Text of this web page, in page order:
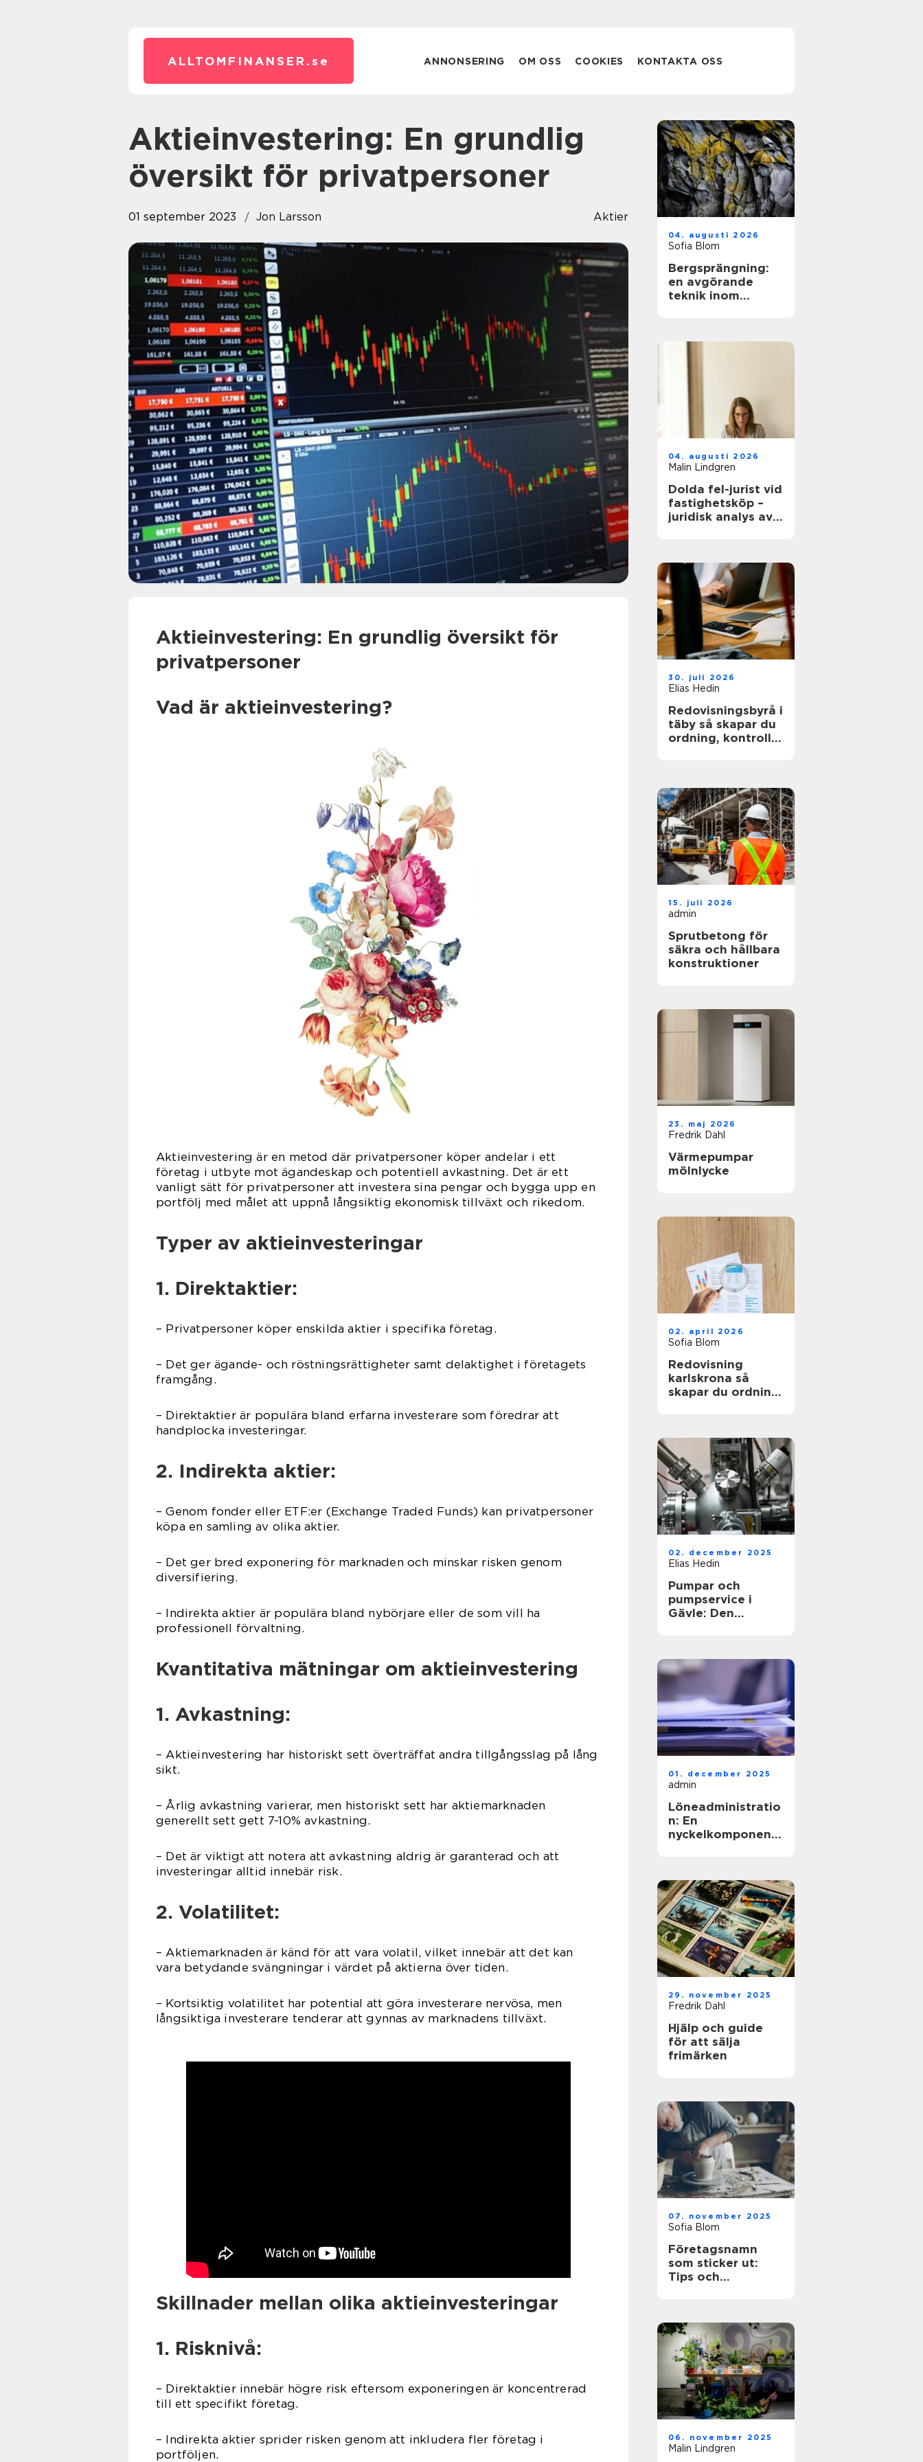
ALLTOMFINANSER. se ANNONSERING OM OSS COOKIES KONTAKTA OSS
Aktieinvestering: En grundlig
översikt för privatpersoner
01 september 2023 Jon Larsson Aktier
Aktieinvestering: En grundlig översikt för
privatpersoner
Vad är aktieinvestering?
Aktieinvestering är en metod där privatpersoner köper andelar i ett
företag i utbyte mot ägandeskap och potentiell avkastning. Det är ett
vanligt sätt för privatpersoner att investera sina pengar och bygga upp en
portfölj med målet att uppnå långsiktig ekonomisk tillväxt och rikedom.
Typer av aktieinvesteringar
1. Direktaktier:
– Privatpersoner köper enskilda aktier i specifika företag.
– Det ger ägande- och röstningsrättigheter samt delaktighet i företagets
framgång.
– Direktaktier är populära bland erfarna investerare som föredrar att
handplocka investeringar.
2. Indirekta aktier:
– Genom fonder eller ETF:er (Exchange Traded Funds) kan privatpersoner
köpa en samling av olika aktier.
– Det ger bred exponering för marknaden och minskar risken genom
diversifiering.
– Indirekta aktier är populära bland nybörjare eller de som vill ha
professionell förvaltning.
Kvantitativa mätningar om aktieinvestering
1. Avkastning:
– Aktieinvestering har historiskt sett överträffat andra tillgångsslag på lång
sikt.
– Årlig avkastning varierar, men historiskt sett har aktiemarknaden
generellt sett gett 7-10% avkastning.
– Det är viktigt att notera att avkastning aldrig är garanterad och att
investeringar alltid innebär risk.
2. Volatilitet:
– Aktiemarknaden är känd för att vara volatil, vilket innebär att det kan
vara betydande svängningar i värdet på aktierna över tiden.
– Kortsiktig volatilitet har potential att göra investerare nervösa, men
långsiktiga investerare tenderar att gynnas av marknadens tillväxt.
Skillnader mellan olika aktieinvesteringar
1. Risknivå:
– Direktaktier innebär högre risk eftersom exponeringen är koncentrerad
till ett specifikt företag.
– Indirekta aktier sprider risken genom att inkludera fler företag i
portföljen.
04. augusti 2026
Sofia Blom
Bergsprängning:
en avgörande
teknik inom
04. augusti 2026
Malin Lindgren
Dolda fel-jurist vid
fastighetsköp –
juridisk analys av
praktiken
30. juli 2026
Elias Hedin
Redovisningsbyrå i
täby så skapar du
ordning, kontroll
15. juli 2026
admin
Sprutbetong för
säkra och hållbara
konstruktioner
23. maj 2026
Fredrik Dahl
Värmepumpar
mölnlycke
02. april 2026
Sofia Blom
Redovisning
karlskrona så
skapar du ordning
02. december 2025
Elias Hedin
Pumpar och
pumpservice i
Gävle: Den
01. december 2025
admin
Löneadministratio
n: En
nyckelkomponent
29. november 2025
Fredrik Dahl
Hjälp och guide
för att sälja
frimärken
07. november 2025
Sofia Blom
Företagsnamn
som sticker ut:
Tips och
06. november 2025
Malin Lindgren